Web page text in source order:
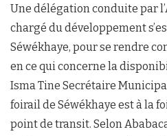
Une délégation conduite par
chargé du développement
Séwékhaye, pour se rendre
en ce qui concerne la
Isma Tine Secrétaire
foirail de Séwékhaye est à la
point de transit. Selon